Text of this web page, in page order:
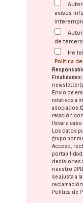
avisos
de
He
Política
Finalidades:
Envío de
relativos a
asociados.
relación
llevar a
Los datos
grupo por
Acceso,
decisiones
nuestro DPD
se ajusta a
Política de